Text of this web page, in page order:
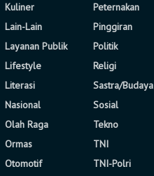
Kuliner
Lain-Lain
Layanan Publik
Lifestyle
Literasi
Nasional
Olah Raga
Ormas
Otomotif
Peternakan
Pinggiran
Politik
Religi
Sastra/Budaya
Sosial
Tekno
TNI
TNI-Polri